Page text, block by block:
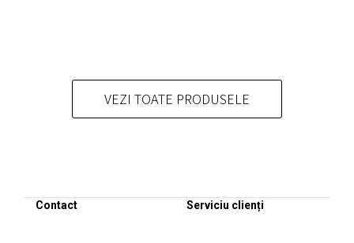
pot
alese
VEZI TOATE PRODUSELE
Contact Serviciu clienți